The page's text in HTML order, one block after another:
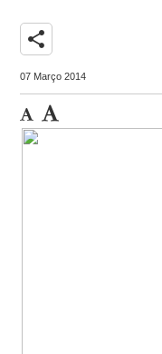
share
07 Março 2014